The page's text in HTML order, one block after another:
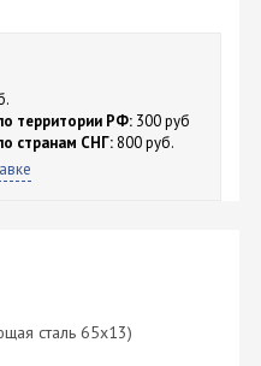
территории РФ: 300 руб
странам СНГ: 800 руб.
сталь 65х13)